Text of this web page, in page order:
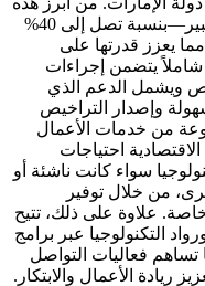
المزايا تخفيض تكاليف التشغيل بشكل كبير—بنسبة تصل إلى 40%
يعزز قدرتها على
شاملاً يتضمن إجراءات
ويشمل الدعم الذي
وإصدار التراخيص
من خدمات الأعمال
احتياجات
سواء كانت ناشئة أو
من خلال توفير
علاوة على ذلك، تتيح
التكنولوجيا عبر برامج
فعاليات التواصل
ريادة الأعمال والابتكار.